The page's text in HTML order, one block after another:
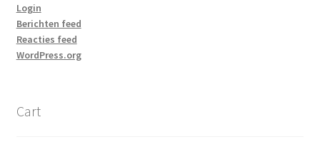
Login
Berichten feed
Reacties feed
WordPress.org
Cart